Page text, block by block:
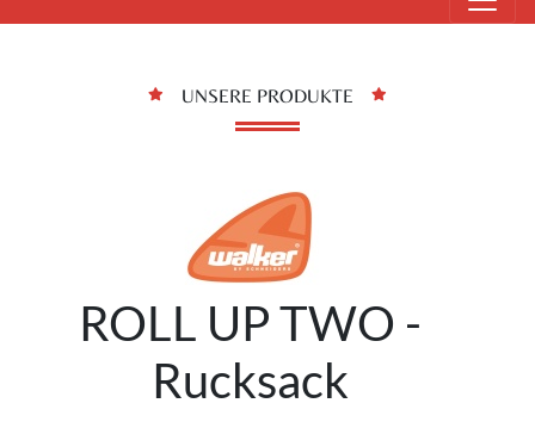
UNSERE PRODUKTE
ROLL UP TWO -
Rucksack